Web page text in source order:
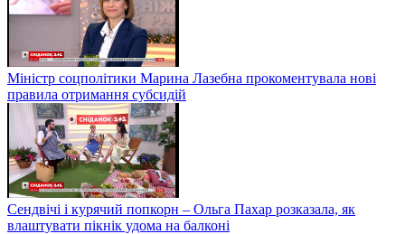
Міністр соцполітики Марина Лазебна прокоментувала нові
правила отримання субсидій
Сендвічі і курячий попкорн – Ольга Пахар розказала, як
влаштувати пікнік удома на балконі